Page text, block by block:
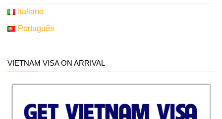
Italiano
Português
VIETNAM VISA ON ARRIVAL